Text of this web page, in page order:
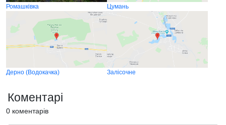
Ромашківка Цумань
Дерно (Водокачка) Залісочне
Коментарі
0 коментарів